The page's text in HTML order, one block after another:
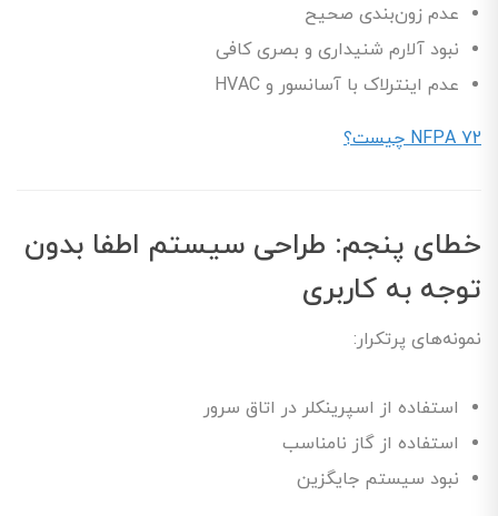
عدم زون‌بندی صحیح
نبود آلارم شنیداری و بصری کافی
عدم اینترلاک با آسانسور و HVAC
NFPA 72 چیست؟
خطای پنجم: طراحی سیستم اطفا بدون
توجه به کاربری
نمونه‌های پرتکرار:
استفاده از اسپرینکلر در اتاق سرور
استفاده از گاز نامناسب
نبود سیستم جایگزین